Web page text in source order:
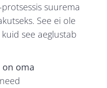
suurema
See ei ole
see aeglustab
oma